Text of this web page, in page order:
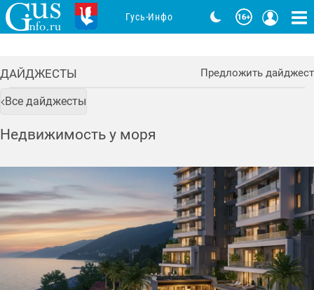
ДАЙДЖЕСТЫ Предложить дайджест
Все дайджесты
Недвижимость у моря
Гусь-Инфо